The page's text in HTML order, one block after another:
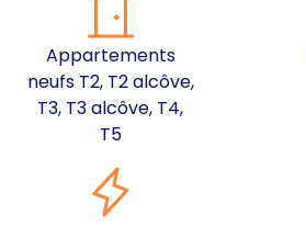
Appartements
neufs T2, T2 alcôve,
T3, T3 alcôve, T4,
T5